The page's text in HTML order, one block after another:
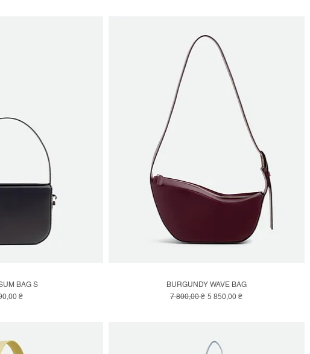
перегляд
BAG S
₴
Швидкий перегляд
BURGUNDY WAVE BAG
Звичайна ціна
7 800,00 ₴ За розпродажем
5 850,00 ₴